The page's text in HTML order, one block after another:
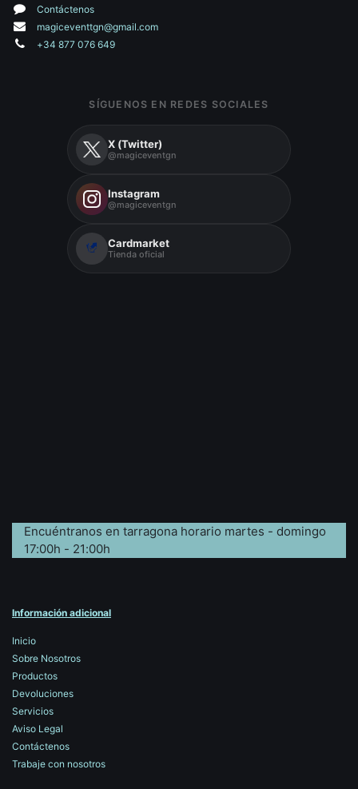
Contáctenos
magiceventtgn@gmail.com
+34 877 076 649
SÍGUENOS EN REDES SOCIALES
X (Twitter)
@magiceventgn
Instagram
@magiceventgn
Cardmarket
Tienda oficial
Encuéntranos en tarragona horario martes - domingo
17:00h - 21:00h
Información adicional
Inicio
Sobre Nosotros
Productos
Devoluciones
Servicios
Aviso Legal
Contáctenos
Trabaje con nosotros